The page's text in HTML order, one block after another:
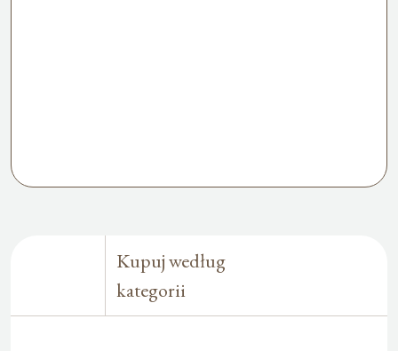
Kupuj według
kategorii